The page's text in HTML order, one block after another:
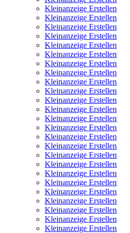
Kleinanzeige Erstellen
Kleinanzeige Erstellen
Kleinanzeige Erstellen
Kleinanzeige Erstellen
Kleinanzeige Erstellen
Kleinanzeige Erstellen
Kleinanzeige Erstellen
Kleinanzeige Erstellen
Kleinanzeige Erstellen
Kleinanzeige Erstellen
Kleinanzeige Erstellen
Kleinanzeige Erstellen
Kleinanzeige Erstellen
Kleinanzeige Erstellen
Kleinanzeige Erstellen
Kleinanzeige Erstellen
Kleinanzeige Erstellen
Kleinanzeige Erstellen
Kleinanzeige Erstellen
Kleinanzeige Erstellen
Kleinanzeige Erstellen
Kleinanzeige Erstellen
Kleinanzeige Erstellen
Kleinanzeige Erstellen
Kleinanzeige Erstellen